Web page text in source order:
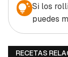
Si los
puedes
RECETAS